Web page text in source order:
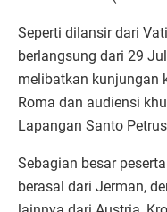
Seperti dilansir dari
berlangsung dari 29
melibatkan kunjungan
Roma dan audiensi
Lapangan Santo
Sebagian besar
berasal dari Jerman,